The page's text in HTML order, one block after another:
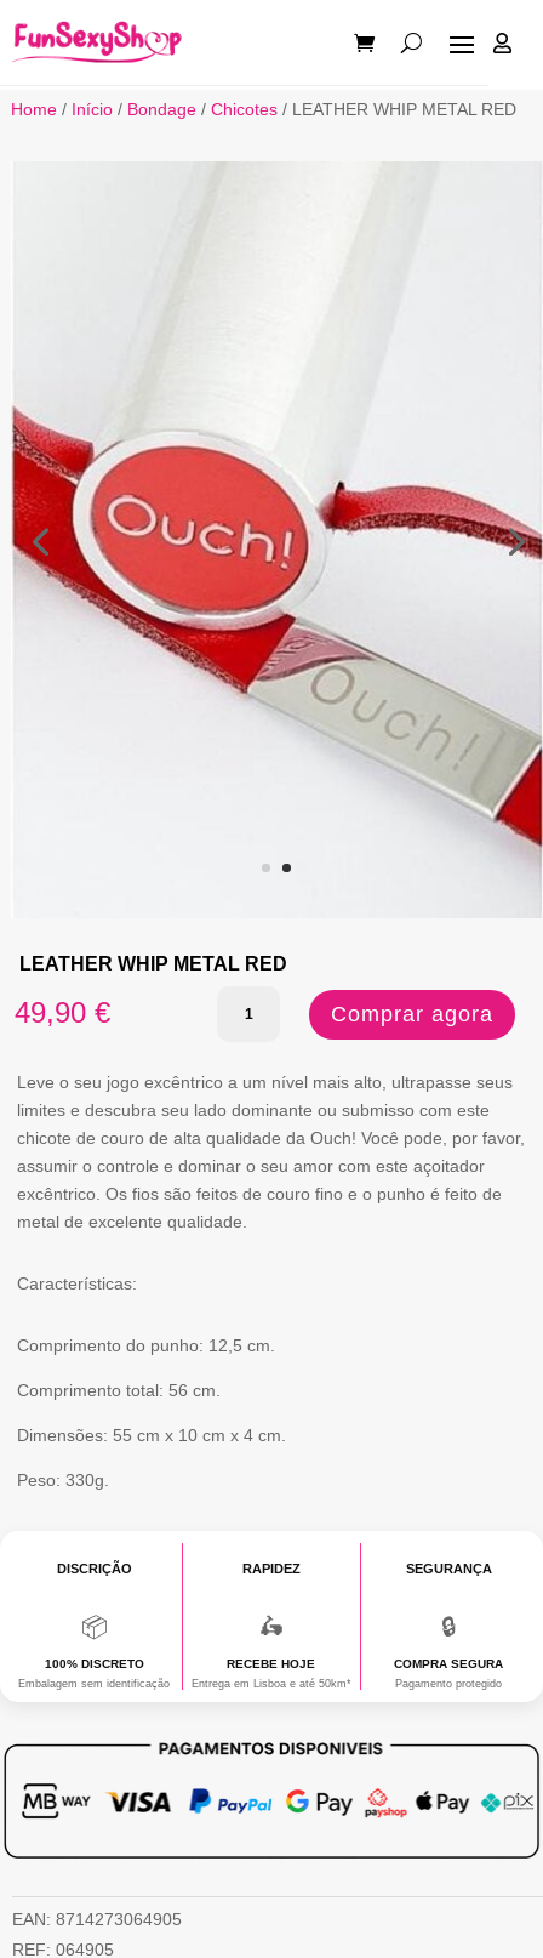

Home/ Início/ Bondage/ Chicotes/ LEATHER WHIP METAL RED
LEATHER WHIP METAL RED
49,90 €
Quantidade
LEATHER
WHIP
METAL
RED
Comprar agora
Leve o seu jogo excêntrico a um nível mais alto, ultrapasse seus
limites e descubra seu lado dominante ou submisso com este
chicote de couro de alta qualidade da Ouch! Você pode, por favor,
assumir o controle e dominar o seu amor com este açoitador
excêntrico. Os fios são feitos de couro fino e o punho é feito de
metal de excelente qualidade.
Características:
Comprimento do punho: 12,5 cm.
Comprimento total: 56 cm.
Dimensões: 55 cm x 10 cm x 4 cm.
Peso: 330g.
DISCRIÇÃO
📦
100% DISCRETO
Embalagem sem identificação
RAPIDEZ
🛵
RECEBE HOJE
Entrega em Lisboa e até 50km*
SEGURANÇA
🔒
COMPRA SEGURA
Pagamento protegido
EAN: 8714273064905
REF: 064905